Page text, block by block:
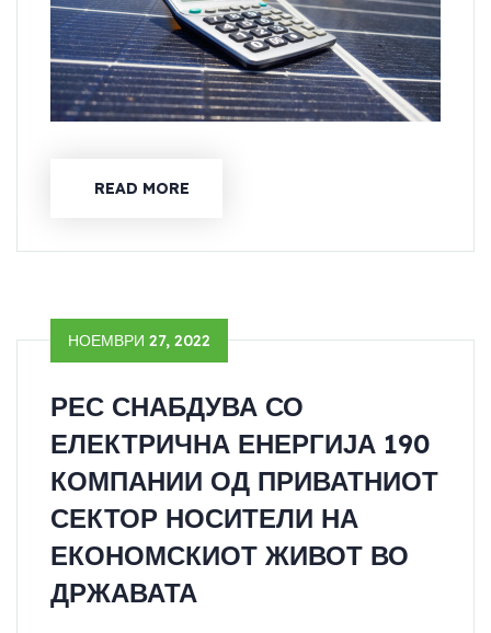
READ MORE
НОЕМВРИ 27, 2022
РЕС СНАБДУВА СО
ЕЛЕКТРИЧНА ЕНЕРГИЈА 190
КОМПАНИИ ОД ПРИВАТНИОТ
СЕКТОР НОСИТЕЛИ НА
ЕКОНОМСКИОТ ЖИВОТ ВО
ДРЖАВАТА